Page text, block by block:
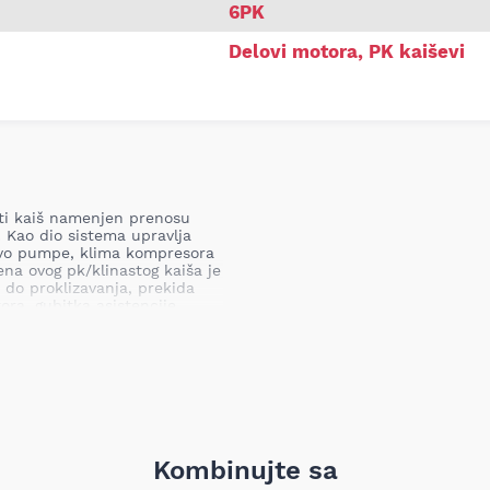
6PK
Delovi motora, PK kaiševi
kaiš namenjen prenosu
dio sistema upravlja
pumpe, klima kompresora
ovog pk/klinastog kaiša je
proklizavanja, prekida
i pouzdanosti
Kombinujte sa